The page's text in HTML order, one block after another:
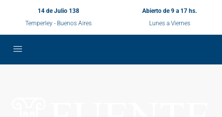
14 de Julio 138
Temperley - Buenos Aires
Abierto de 9 a 17 hs.
Lunes a Viernes